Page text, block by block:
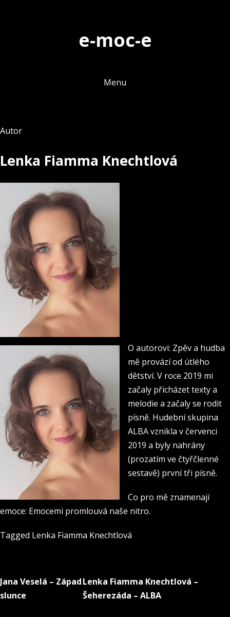
e-moc-e
Menu
Autor
Lenka Fiamma Knechtlová
O autorovi: Zpěv a hudba
mě provází od útlého
dětství. V roce 2019 mi
začaly přicházet texty a
melodie a začaly se rodit
písně. Hudební skupina
ALBA vznikla v červenci
2019 a byly nahrány
(prozatím ve čtyřčlenné
sestavě) první tři písně.
Co pro mě znamenají
emoce: Emocemi promlouvá naše nitro.
Tagged Lenka Fiamma Knechtlová
Navigace
Jana Veselá – Západ
slunce
Lenka Fiamma Knechtlová –
Šeherezáda – ALBA